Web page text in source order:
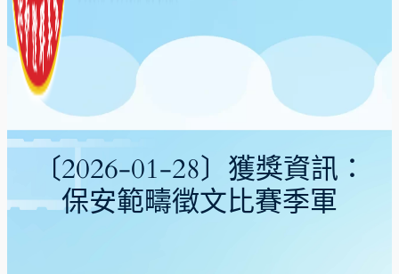
〔2026-01-28〕獲獎資訊：
保安範疇徵文比賽季軍